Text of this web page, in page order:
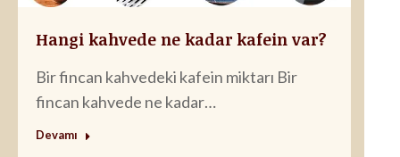
Hangi kahvede ne kadar kafein var?
Bir fincan kahvedeki kafein miktarı Bir
fincan kahvede ne kadar…
Devamı